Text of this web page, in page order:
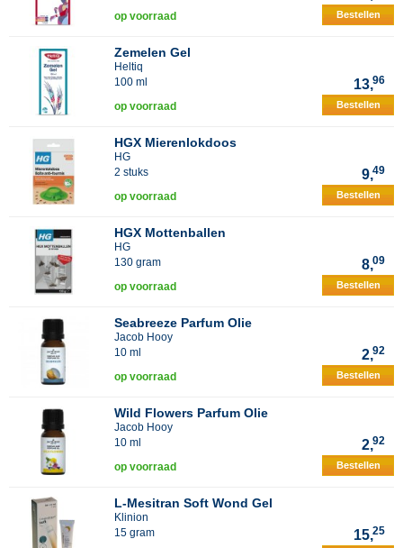
op voorraad Bestellen
Zemelen Gel
Heltiq
100 ml
13,96
op voorraad Bestellen
HGX Mierenlokdoos
HG
2 stuks
9,49
op voorraad Bestellen
HGX Mottenballen
HG
130 gram
8,09
op voorraad Bestellen
Seabreeze Parfum Olie
Jacob Hooy
10 ml
2,92
op voorraad Bestellen
Wild Flowers Parfum Olie
Jacob Hooy
10 ml
2,92
op voorraad Bestellen
L-Mesitran Soft Wond Gel
Klinion
15 gram
15,25